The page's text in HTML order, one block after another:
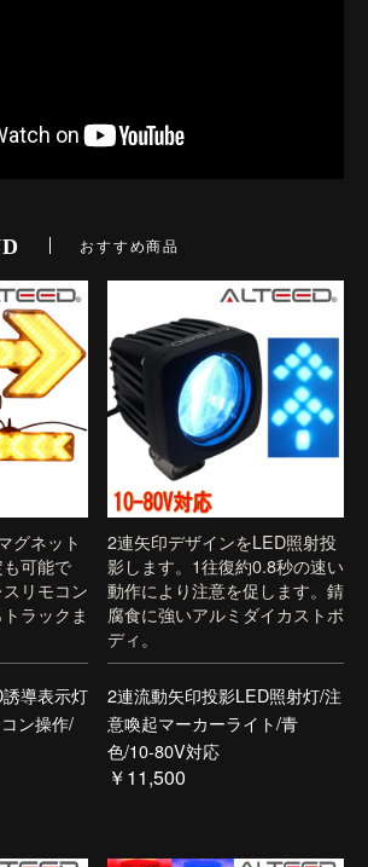
おすすめ商品
グネット
可能で
リモコン
ラックま
導表示灯
ン操作/
2連矢印デザインをLED照射投
影します。1往復約0.8秒の速い
動作により注意を促します。錆
腐食に強いアルミダイカストボ
ディ。
2連流動矢印投影LED照射灯/注
意喚起マーカーライト/青
色/10-80V対応
￥11,500